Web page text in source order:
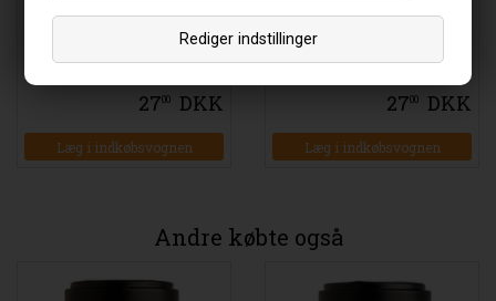
Rediger indstillinger
2700 DKK
Læg i indkøbsvognen
gr - Urtekram
2700 DKK
Læg i indkøbsvognen
Andre købte også